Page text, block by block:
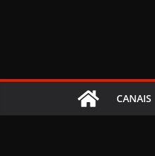
CANAIS